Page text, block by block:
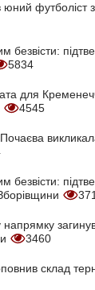
юний футболіст
безвісти:
5834
для
4545
безвісти:
3460
склад